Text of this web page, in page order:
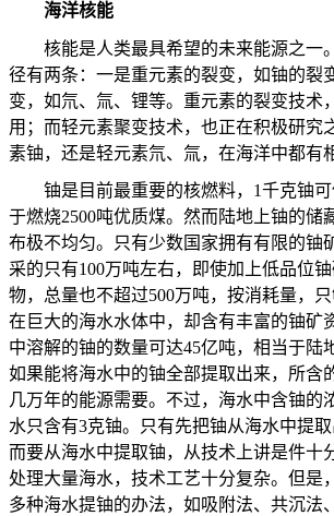
海洋核能
核能是人类最具希望的未来能源之一
径有两条：一是重元素的裂变，如铀的裂
变，如氘、氚、锂等。重元素的裂变技术
用；而轻元素聚变技术，也正在积极研究
素铀，还是轻元素氘、氚，在海洋中都有
铀是目前最重要的核燃料， 1千克铀
于燃烧2500吨优质煤。然而陆地上铀的储
布极不均匀。只有少数国家拥有有限的铀
采的只有100万吨左右，即使加上低品位
物，总量也不超过500万吨，按消耗量，
在巨大的海水水体中，却含有丰富的铀矿
中溶解的铀的数量可达45亿吨，相当于陆
如果能将海水中的铀全部提取出来，所含
几万年的能源需要。不过，海水中含铀的
水只含有3克铀。只有先把铀从海水中提取
而要从海水中提取铀，从技术上讲是件十
处理大量海水，技术工艺十分复杂。但是
多种海水提铀的办法，如吸附法、共沉法